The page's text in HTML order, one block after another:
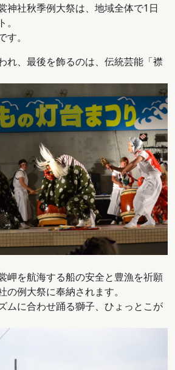
神社秋季例大祭は、地域全体で1日
。
れ、最後を飾るのは、伝統芸能「襟
岬を航海する船の安全と豊漁を祈願
例大祭に奉納されます。
ムに合わせ踊る獅子、ひょっとこが